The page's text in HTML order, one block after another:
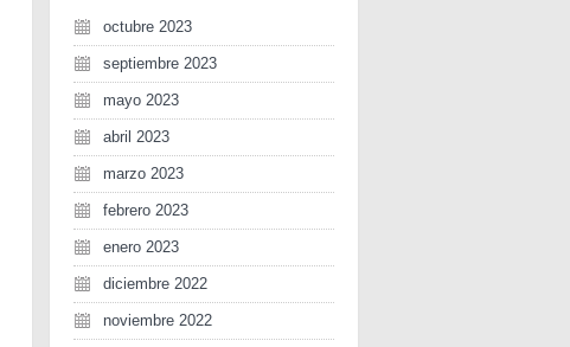
octubre 2023
septiembre 2023
mayo 2023
abril 2023
marzo 2023
febrero 2023
enero 2023
diciembre 2022
noviembre 2022